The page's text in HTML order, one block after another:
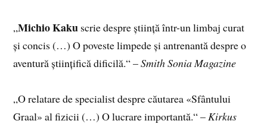
„Michio Kaku scrie despre știință într-un limbaj curat
și concis (…) O poveste limpede și antrenantă despre o
aventură științifică dificilă.“ –Smith Sonia Magazine
„O relatare de specialist despre căutarea «Sfântului
Graal» al fizicii (…) O lucrare importantă.“ –Kirkus